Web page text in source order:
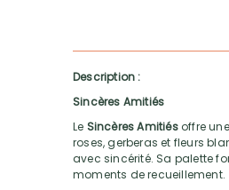
Description :
Sincères Amitiés
Le Sincères Amitiésoffre
roses, gerberas et fleurs
avec sincérité. Sa palette
moments de recueillement.